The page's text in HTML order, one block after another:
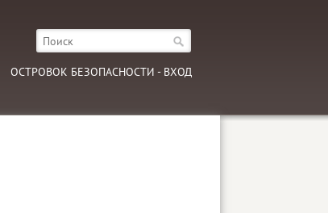
ОСТРОВОК БЕЗОПАСНОСТИ - ВХОД